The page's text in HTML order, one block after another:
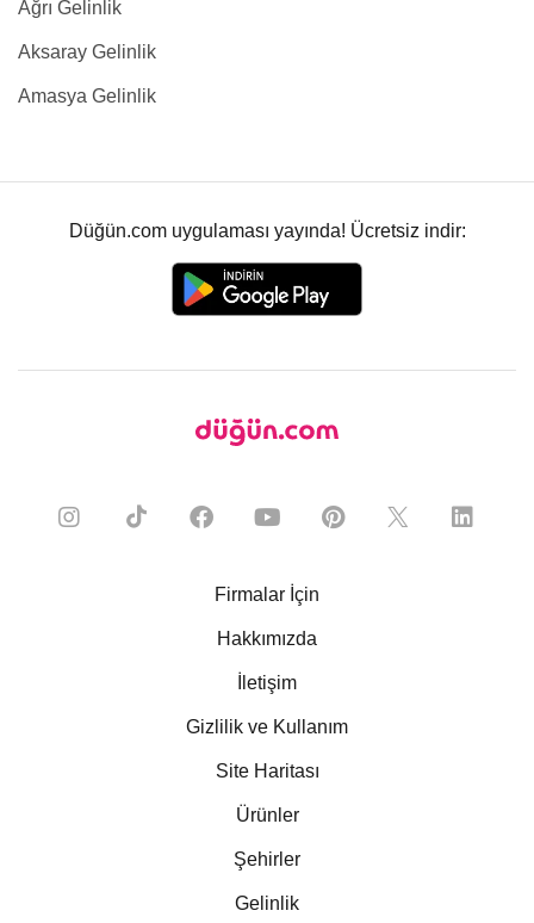
Ağrı Gelinlik
Aksaray Gelinlik
Amasya Gelinlik
Düğün.com uygulaması yayında! Ücretsiz indir:
Firmalar İçin
Hakkımızda
İletişim
Gizlilik ve Kullanım
Site Haritası
Ürünler
Şehirler
Gelinlik